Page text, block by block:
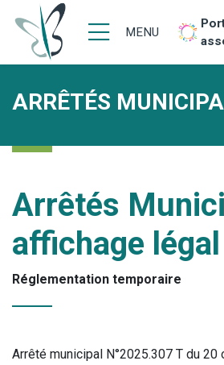
MENU
ARRÊTÉS
Arrêtés
affichage légal
Réglementation temporaire
Arrêté municipal N°2025.307 T du 20